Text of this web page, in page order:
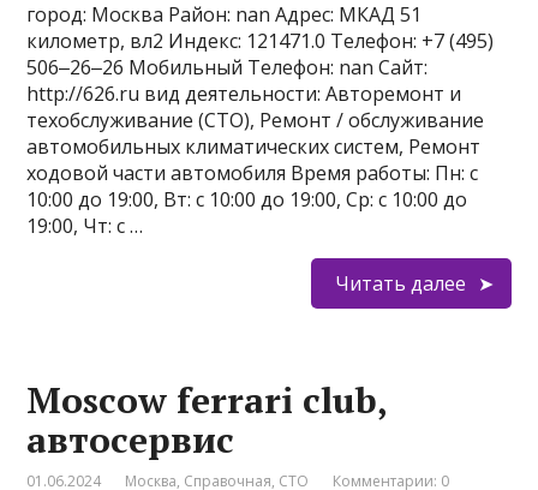
город: Москва Район: nan Адрес: МКАД 51
километр, вл2 Индекс: 121471.0 Телефон: +7 (495)
506‒26‒26 Мобильный Телефон: nan Сайт:
http://626.ru вид деятельности: Авторемонт и
техобслуживание (СТО), Ремонт / обслуживание
автомобильных климатических систем, Ремонт
ходовой части автомобиля Время работы: Пн: с
10:00 до 19:00, Вт: с 10:00 до 19:00, Ср: с 10:00 до
19:00, Чт: с …
Читать далее
Moscow ferrari club,
автосервис
01.06.2024 Москва, Справочная, СТО Комментарии: 0